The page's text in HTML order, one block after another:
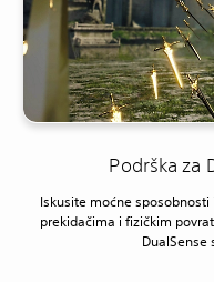
Podrška za
Iskusite moćne
prekidačima i fizičkim
DualSense